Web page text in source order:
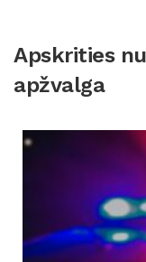
Apskrities
apžvalga